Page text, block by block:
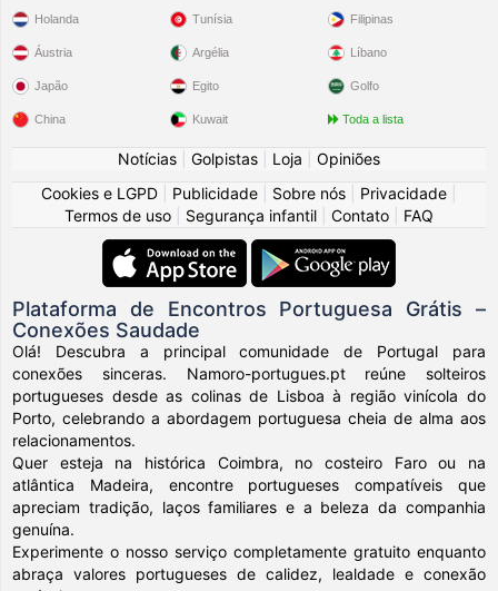
Holanda
Áustria
Japão
China
Tunísia
Argélia
Egito
Kuwait
Filipinas
Líbano
Golfo
Toda a lista
Notícias Golpistas Loja
Opiniões
Cookies e LGPD
Publicidade Sobre nós Privacidade
Termos de uso
Segurança infantil Contato FAQ
Plataforma de Encontros Portuguesa Grátis –
Conexões Saudade
Olá! Descubra a principal comunidade de Portugal para
conexões sinceras. Namoro-portugues.pt reúne solteiros
portugueses desde as colinas de Lisboa à região vinícola do
Porto, celebrando a abordagem portuguesa cheia de alma aos
relacionamentos.
Quer esteja na histórica Coimbra, no costeiro Faro ou na
atlântica Madeira, encontre portugueses compatíveis que
apreciam tradição, laços familiares e a beleza da companhia
genuína.
Experimente o nosso serviço completamente gratuito enquanto
abraça valores portugueses de calidez, lealdade e conexão